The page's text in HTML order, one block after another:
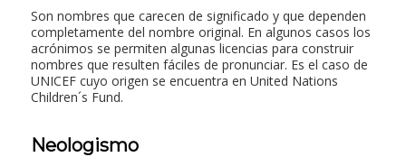
Son nombres que carecen de significado y que dependen
completamente del nombre original. En algunos casos los
acrónimos se permiten algunas licencias para construir
nombres que resulten fáciles de pronunciar. Es el caso de
UNICEFcuyo origen se encuentra en United Nations
Children´s Fund.
Neologismo